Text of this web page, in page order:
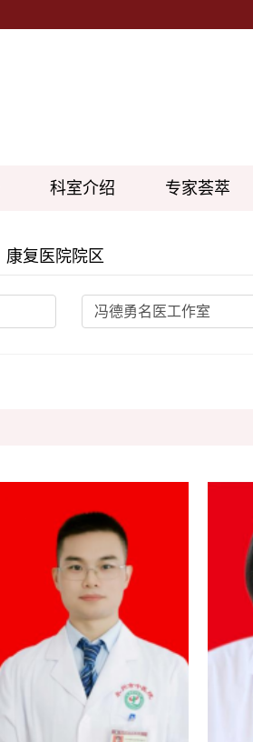
科室介绍 专家荟萃
康复医院院区
冯德勇名医工作室